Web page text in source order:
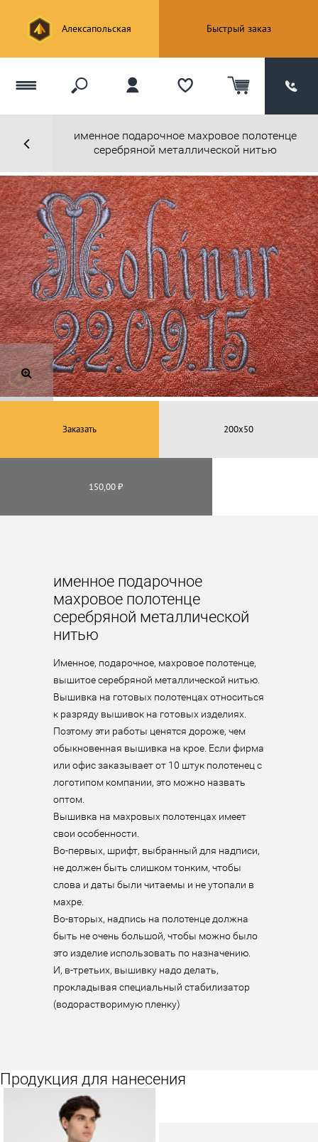
Алексапольская Быстрый заказ
именное подарочное махровое полотенце
серебряной металлической нитью
именное подарочное
махровое полотенце
серебряной металлической
нитью
Именное, подарочное, махровое полотенце,
вышитое серебряной металлической нитью.
Вышивка на готовых полотенцах относиться
к разряду вышивок на готовых изделиях.
Поэтому эти работы ценятся дороже, чем
обыкновенная вышивка на крое. Если фирма
или офис заказывает от 10 штук полотенец с
логотипом компании, это можно назвать
оптом.
Вышивка на махровых полотенцах имеет
свои особенности.
Во-первых, шрифт, выбранный для надписи,
не должен быть слишком тонким, чтобы
слова и даты были читаемы и не утопали в
махре.
Во-вторых, надпись на полотенце должна
быть не очень большой, чтобы можно было
это изделие использовать по назначению.
И, в-третьих, вышивку надо делать,
прокладывая специальный стабилизатор
(водорастворимую пленку)
Продукция для нанесения
150,00 ₽
Заказать